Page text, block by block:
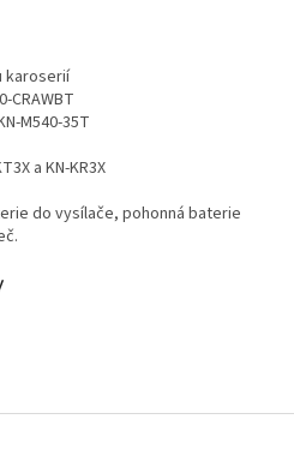
karoserií
CRAWBT
M540-35T
a KN-KR3X
do vysílače, pohonná baterie